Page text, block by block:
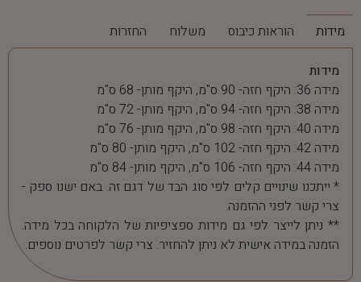
מידות הוראות כיבוס משלוח החזרות
מידות
מידה 36: היקף חזה- 90 ס"מ, היקף מותן- 68 ס"מ
מידה 38: היקף חזה- 94 ס"מ, היקף מותן- 72 ס"מ
מידה 40: היקף חזה- 98 ס"מ, היקף מותן- 76 ס"מ
מידה 42: היקף חזה- 102 ס"מ, היקף מותן- 80 ס"מ
מידה 44: היקף חזה- 106 ס"מ, היקף מותן- 84 ס"מ
* ייתכנו שינויים קלים לפי סוג הבד של דגם זה. באם ישנו ספק -
צרי קשר לפני ההזמנה.
** ניתן לייצר לפי גם מידות ספציפיות של הלקוחה בכל מידה.
הזמנה במידה אישית לא ניתן להחזיר. צרי קשר לפרטים נוספים.